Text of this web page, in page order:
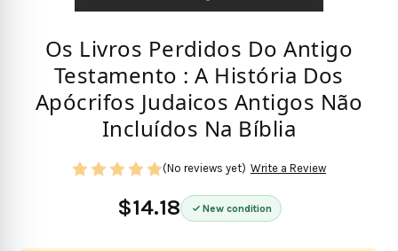
Os Livros Perdidos Do Antigo
Testamento : A História Dos
Apócrifos Judaicos Antigos Não
Incluídos Na Bíblia
$14.18 New condition
(No reviews yet) Write a Review